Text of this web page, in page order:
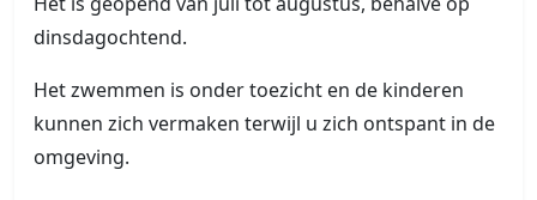
dinsdagochtend.
Het zwemmen is onder toezicht en de kinderen
kunnen zich vermaken terwijl u zich ontspant in de
omgeving.